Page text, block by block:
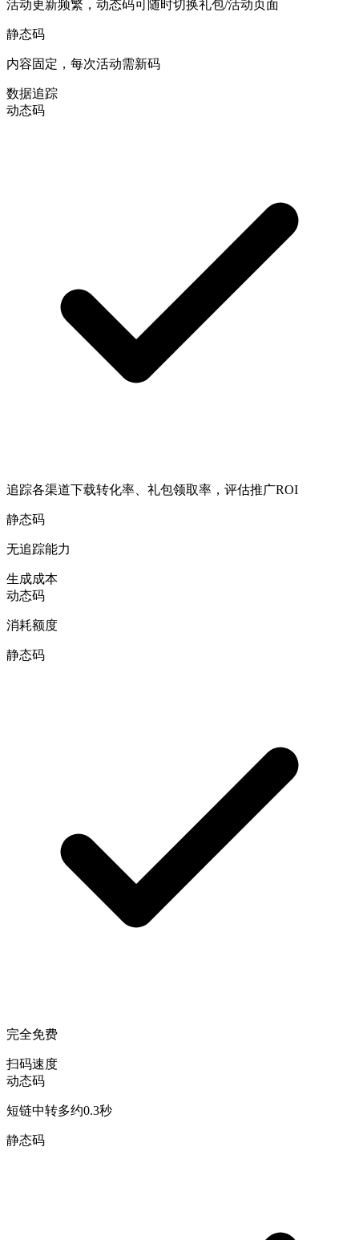
活动更新频繁，动态码可随时切换礼包/活动页面
静态码
内容固定，每次活动需新码
数据追踪
动态码
追踪各渠道下载转化率、礼包领取率，评估推广ROI
静态码
无追踪能力
生成成本
动态码
消耗额度
静态码
完全免费
扫码速度
动态码
短链中转多约0.3秒
静态码